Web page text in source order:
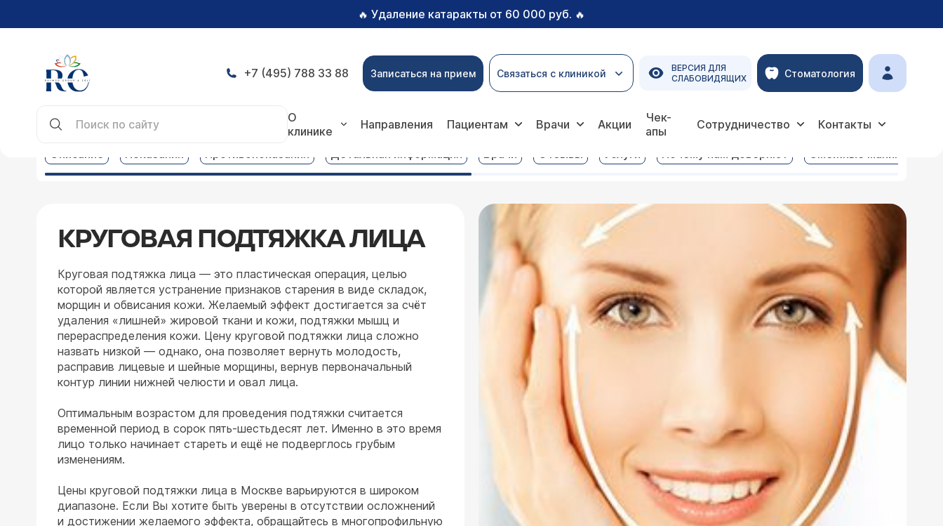
🔥 Удаление катаракты от 60 000 руб. 🔥
+7 (495) 788 33 88 Записаться на прием Связаться с клиникой
ВЕРСИЯ ДЛЯ
СЛАБОВИДЯЩИХ
Стоматология
О
клинике
Направления Пациентам Врачи Акции
Чек-
апы
Сотрудничество Контакты
Описание Показания Противопоказания Детальная информация Врачи Отзывы Услуги Почему нам доверяют Смежные манипуляции
КРУГОВАЯ ПОДТЯЖКА ЛИЦА
Круговая подтяжка лица — это пластическая операция, целью
которой является устранение признаков старения в виде складок,
морщин и обвисания кожи. Желаемый эффект достигается за счёт
удаления «лишней» жировой ткани и кожи, подтяжки мышц и
перераспределения кожи. Цену круговой подтяжки лица сложно
назвать низкой — однако, она позволяет вернуть молодость,
расправив лицевые и шейные морщины, вернув первоначальный
контур линии нижней челюсти и овал лица.
Оптимальным возрастом для проведения подтяжки считается
временной период в сорок пять-шестьдесят лет. Именно в это время
лицо только начинает стареть и ещё не подверглось грубым
изменениям.
Цены круговой подтяжки лица в Москве варьируются в широком
диапазоне. Если Вы хотите быть уверены в отсутствии осложнений
и достижении желаемого эффекта, обращайтесь в многопрофильную